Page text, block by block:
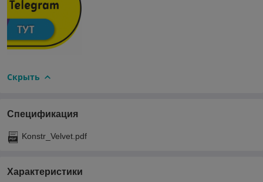
Скрыть
Спецификация
Konstr_Velvet.pdf
Характеристики